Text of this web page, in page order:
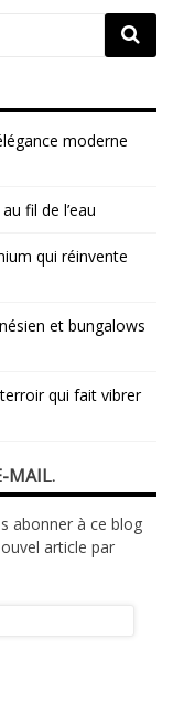
moderne
fil de l’eau
qui réinvente
et bungalows
qui fait vibrer
MAIL.
abonner à ce blog
article par